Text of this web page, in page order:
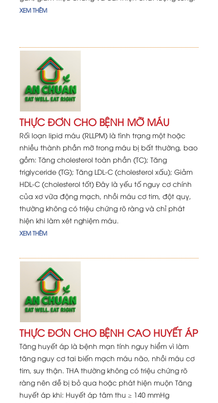
XEM THÊM
THỰC ĐƠN CHO BỆNH MỠ MÁU
Rối loạn lipid máu (RLLPM) là tình trạng một hoặc
nhiều thành phần mỡ trong máu bị bất thường, bao
gồm: Tăng cholesterol toàn phần (TC); Tăng
triglyceride (TG); Tăng LDL-C (cholesterol xấu); Giảm
HDL-C (cholesterol tốt) Đây là yếu tố nguy cơ chính
của xơ vữa động mạch, nhồi máu cơ tim, đột quỵ,
thường không có triệu chứng rõ ràng và chỉ phát
hiện khi làm xét nghiệm máu.
XEM THÊM
THỰC ĐƠN CHO BỆNH CAO HUYẾT ÁP
Tăng huyết áp là bệnh mạn tính nguy hiểm vì làm
tăng nguy cơ tai biến mạch máu não, nhồi máu cơ
tim, suy thận. THA thường không có triệu chứng rõ
ràng nên dễ bị bỏ qua hoặc phát hiện muộn Tăng
huyết áp khi: Huyết áp tâm thu ≥ 140 mmHg